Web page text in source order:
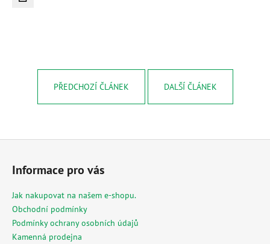
PŘEDCHOZÍ ČLÁNEK DALŠÍ ČLÁNEK
MESIHO
BIOUHLÍKEM
999
97
900
Kč
Informace pro vás
Jak nakupovat na našem e-shopu.
Obchodní podmínky
Podmínky ochrany osobních údajů
Kamenná prodejna